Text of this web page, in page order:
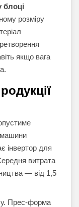
блоці
розміру
якщо вага
машини
інвертор для
витрата
— від 1,5
Прес-форма